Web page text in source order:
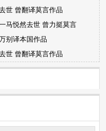
世 曾翻译莫言作品
马悦然去世 曾力挺莫言
别译本国作品
世 曾翻译莫言作品